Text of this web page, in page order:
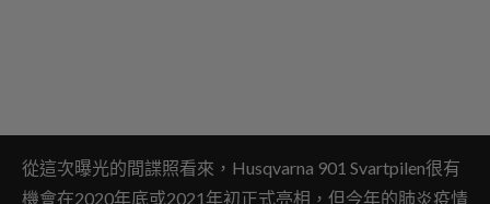
從這次曝光的間諜照看來，Husqvarna 901 Svartpilen很有
機會在2020年底或2021年初正式亮相，但今年的肺炎疫情